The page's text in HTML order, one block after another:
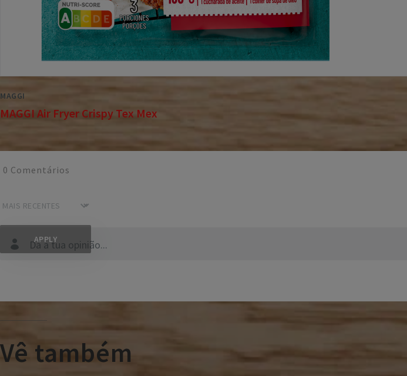
MAGGI
MAGGI Air Fryer Crispy Tex Mex
Dá a tua opinião...
0 Comentários
Vê também